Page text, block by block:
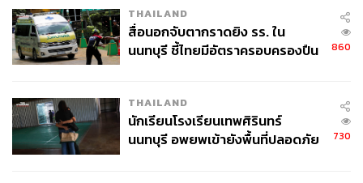
THAILAND
สื่อนอกจับตากราดยิง รร. ใน
นนทบุรี ชี้ไทยมีอัตราครอบครองปืน
860
THAILAND
นักเรียนโรงเรียนเทพศิรินทร์
นนทบุรี อพยพเข้ายังพื้นที่ปลอดภัย
730